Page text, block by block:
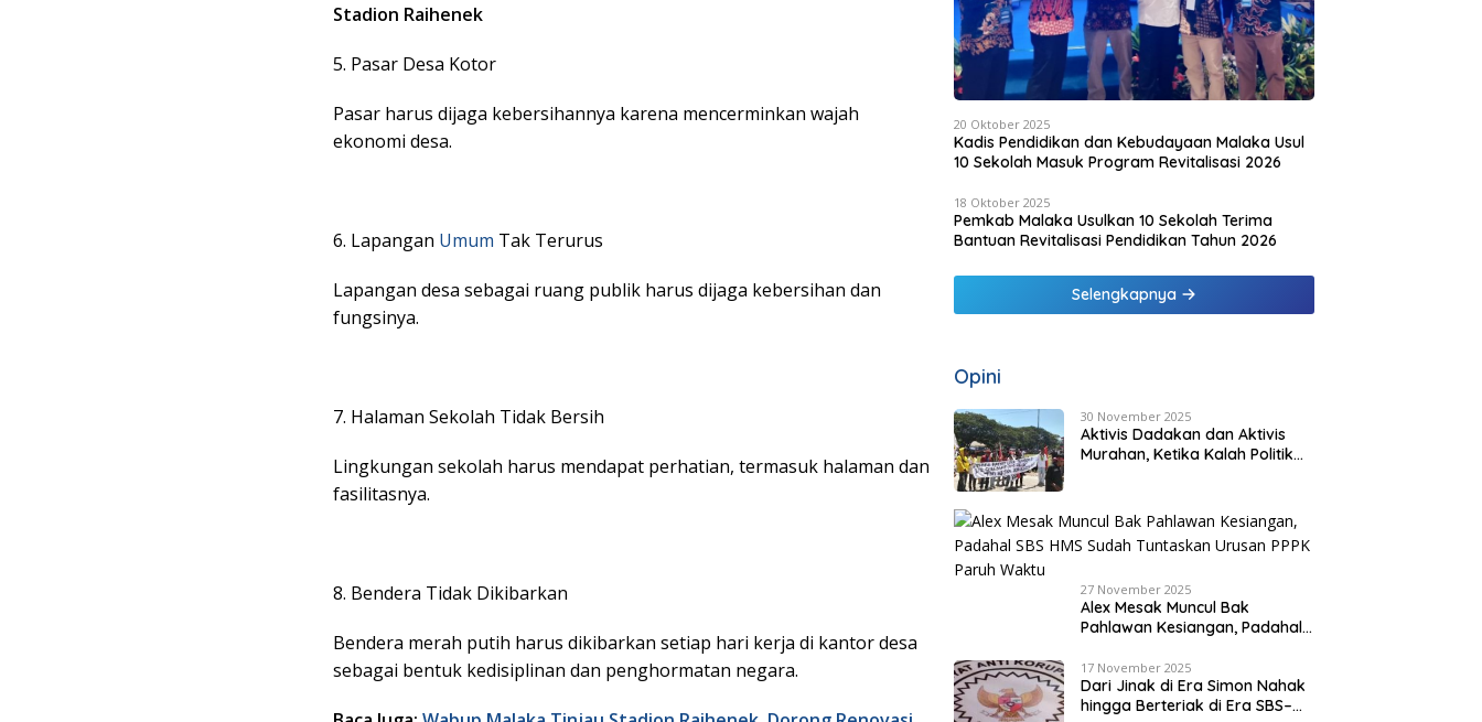
Stadion Raihenek
5. Pasar Desa Kotor
Pasar harus dijaga kebersihannya karena mencerminkan wajah
ekonomi desa.
6. Lapangan Umum Tak Terurus
Lapangan desa sebagai ruang publik harus dijaga kebersihan dan
fungsinya.
7. Halaman Sekolah Tidak Bersih
Lingkungan sekolah harus mendapat perhatian, termasuk halaman dan
fasilitasnya.
8. Bendera Tidak Dikibarkan
Bendera merah putih harus dikibarkan setiap hari kerja di kantor desa
sebagai bentuk kedisiplinan dan penghormatan negara.
20 Oktober 2025
Kadis Pendidikan dan Kebudayaan Malaka Usul
10 Sekolah Masuk Program Revitalisasi 2026
18 Oktober 2025
Pemkab Malaka Usulkan 10 Sekolah Terima
Bantuan Revitalisasi Pendidikan Tahun 2026
Selengkapnya
Opini
30 November 2025
Aktivis Dadakan dan Aktivis
Murahan, Ketika Kalah Politik
27 November 2025
Alex Mesak Muncul Bak
Pahlawan Kesiangan, Padahal
Urusan PPPK Paruh Waktu
17 November 2025
Dari Jinak di Era Simon Nahak
hingga Berteriak di Era SBS–